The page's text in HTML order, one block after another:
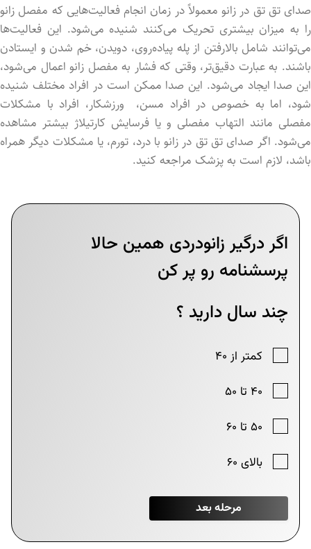
صدای تق تق در زانو معمولاً در زمان انجام فعالیت‌هایی که مفصل زانو
را به میزان بیشتری تحریک می‌کنند شنیده می‌شود. این فعالیت‌ها
می‌توانند شامل بالارفتن از پله پیاده‌روی، دویدن، خم شدن و ایستادن
باشند. به عبارت دقیق‌تر، وقتی که فشار به مفصل زانو اعمال می‌شود،
این صدا ایجاد می‌شود. این صدا ممکن است در افراد مختلف شنیده
شود، اما به خصوص در افراد مسن، ورزشکار‌، افراد با مشکلات
مفصلی مانند التهاب مفصلی و یا فرسایش کارتیلاژ بیشتر مشاهده
می‌شود. اگر صدای تق تق در زانو با درد، تورم، یا مشکلات دیگر همراه
باشد، لازم است به پزشک مراجعه کنید.